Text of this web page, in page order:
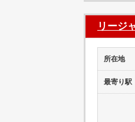
リージ
所在地
最寄り駅